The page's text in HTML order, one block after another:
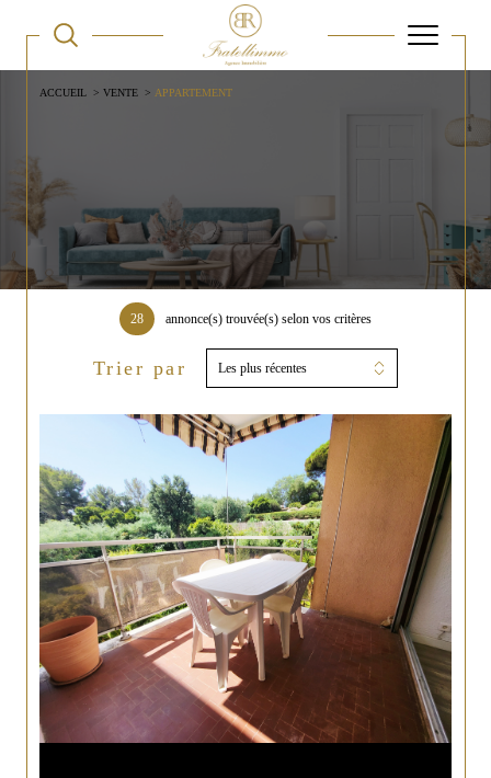
ACCUEIL VENTE APPARTEMENT
28 annonce(s) trouvée(s) selon vos critères
Trier par Les plus récentes